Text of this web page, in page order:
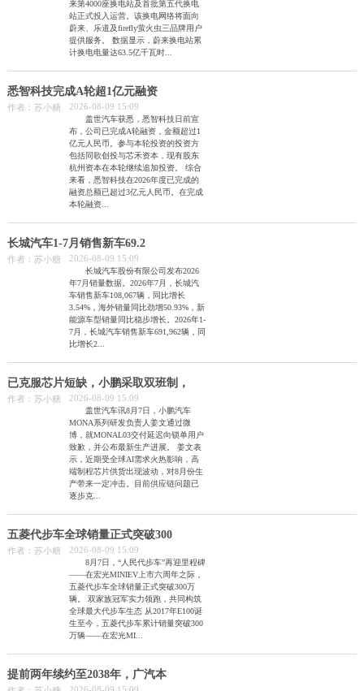
来第4000座换电站及首批第五代换电
站正式投入运营。该换电网络将面向
蔚来、乐道及firefly萤火虫三品牌用户
提供服务。 数据显示，蔚来换电站累
计换电电量达63.5亿千瓦时...
悉智科技完成A轮超1亿元融资
作者：苏小糖 2026-08-09 15:09
盖世汽车获悉，悉智科技日前宣
布，公司已完成A轮融资，金额超过1
亿元人民币。参与本轮投资的投资方
包括同歌创投与芯禾资本，现有股东
杭州资本在本轮继续追加投资。 综合
来看，悉智科技在2026年度已完成的
融资总额已超过3亿元人民币。在完成
本轮融资...
长城汽车1-7月销售新车69.2
作者：苏小糖 2026-08-09 15:09
长城汽车股份有限公司发布2026
年7月销量数据。2026年7月，长城汽
车销售新车108,067辆，同比增长
3.54%，海外销量同比劲增50.93%，新
能源车型销量同比稳步增长。2026年1-
7月，长城汽车销售新车691,962辆，同
比增长2...
已克服芯片短缺，小鹏采取双班制，
作者：苏小糖 2026-08-09 15:09
盖世汽车讯8月7日，小鹏汽车
MONA系列研发负责人姜文通过微
博，就MONAL03交付延迟向锁单用户
致歉，并公布最新生产进展。 姜文表
示，近期受全球AI需求火热影响，高
端制程芯片供货出现波动，对8月份生
产带来一定冲击。目前供应链问题已
逐步克...
五菱代步车全球销量正式突破300
作者：苏小糖 2026-08-09 15:09
8月7日，“人民代步车”再迎里程碑
——在宏光MINIEV上市六周年之际，
五菱代步车全球销量正式突破300万
辆。 双家族冠军实力领跑，共同构筑
全球最大代步车生态 从2017年E100诞
生至今，五菱代步车累计销量突破300
万辆——在宏光MI...
提前两年续约至2038年，广汽本